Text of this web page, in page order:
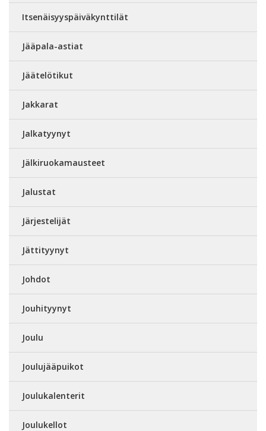
Itsenäisyyspäiväkynttilät
Jääpala-astiat
Jäätelötikut
Jakkarat
Jalkatyynyt
Jälkiruokamausteet
Jalustat
Järjestelijät
Jättityynyt
Johdot
Jouhityynyt
Joulu
Joulujääpuikot
Joulukalenterit
Joulukellot